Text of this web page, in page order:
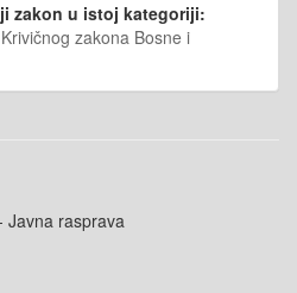
zakon u istoj kategoriji:
zakona Bosne i
Javna rasprava